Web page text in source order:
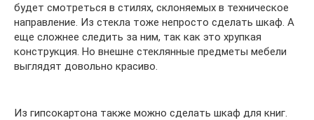
будет смотреться в стилях, склоняемых в техническое
направление. Из стекла тоже непросто сделать шкаф. А
еще сложнее следить за ним, так как это хрупкая
конструкция. Но внешне стеклянные предметы мебели
выглядят довольно красиво.
Из гипсокартона также можно сделать шкаф для книг.